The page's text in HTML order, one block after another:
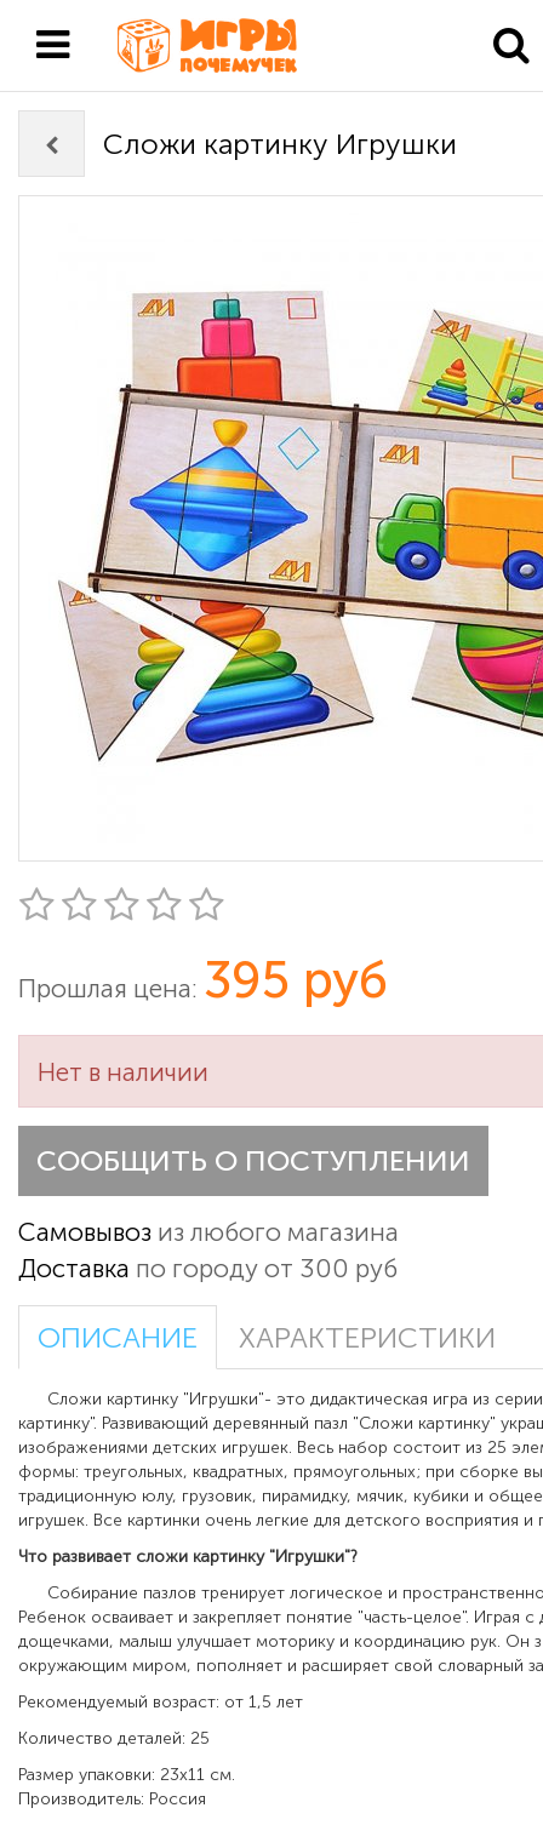
Сложи картинку Игрушки
Прошлая цена: 395 руб
Нет в наличии
СООБЩИТЬ О ПОСТУПЛЕНИИ
Самовывоз из любого магазина
Доставка по городу от 300 руб
ОПИСАНИЕ ХАРАКТЕРИСТИКИ
Сложи картинку "Игрушки"- это дидактическая игра из
картинку". Развивающий деревянный пазл "Сложи картинку"
изображениями детских игрушек. Весь набор состоит из 25
формы: треугольных, квадратных, прямоугольных; при сборке
традиционную юлу, грузовик, пирамидку, мячик, кубики и
игрушек. Все картинки очень легкие для детского восприятия
Что развивает сложи картинку "Игрушки"?
Собирание пазлов тренирует логическое и
Ребенок осваивает и закрепляет понятие "часть-целое". Играя с
дощечками, малыш улучшает моторику и координацию рук. Он
окружающим миром, пополняет и расширяет свой словарный
Рекомендуемый возраст: от 1,5 лет
Количество деталей: 25
Размер упаковки: 23х11 см.
Производитель: Россия